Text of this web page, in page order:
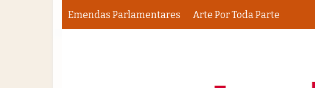
Emendas Parlamentares Arte Por Toda Parte